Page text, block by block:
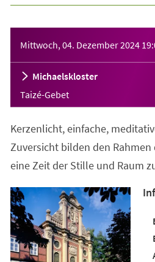
Mittwoch, 04. Dezember 2024
Michaelskloster
Taizé-Gebet
Kerzenlicht, einfache,
Zuversicht bilden den Rahmen
eine Zeit der Stille und Raum